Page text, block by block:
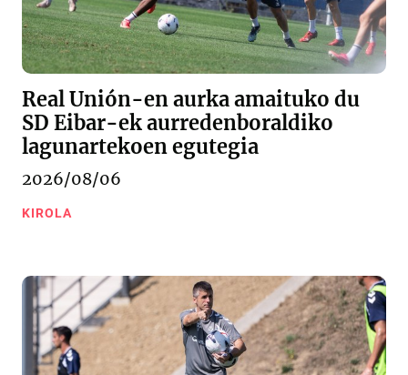
Real Unión-en aurka amaituko du
SD Eibar-ek aurredenboraldiko
lagunartekoen egutegia
2026/08/06
KIROLA